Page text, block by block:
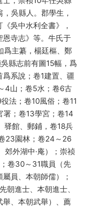
吳縣人。郡學生，
吳中水利全書》，
恩寺志》等。牛氏于
爲主纂，楊廷樞、鄭
縣志前有圖15幅，爲
系說；卷1建置、疆
4山；卷5水；卷6古
法；卷10風俗；卷11
署；卷13學宮；卷14
驿館、郵鋪，卷18兵
23園林；卷24～26
郊外湖中·庵）；崇祯
卷30～31職員（先
員、本朝師儒）；
朝進士、本朝進士、
、本朝武舉）、薦